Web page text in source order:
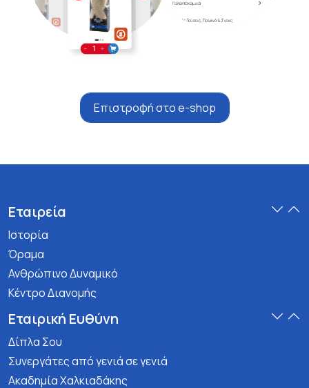
Επιστροφή στο e-shop
Εταιρεία
Ιστορία
Όραμα
Ανθρώπινο Δυναμικό
Κέντρο Διανομής
Εταιρική Ευθύνη
Δίπλα Σου
Συνεργάτες από γενιά σε γενιά
Ακαδημία Χαλκιαδάκης